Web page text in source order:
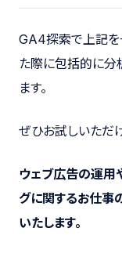
GA4探索で上記を
た際に包括的に分
ます。
ぜひお試しいただ
ウェブ広告の運用
グに関するお仕事
いたします。